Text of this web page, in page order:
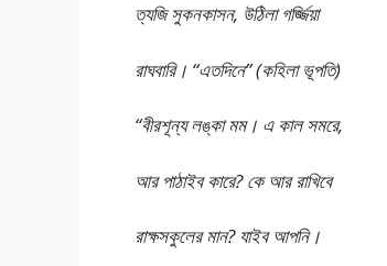
ত্যজি সুকনকাসন, উঠিলা গৰ্জ্জিয়া
রাঘবারি। “এতদিনে” (কহিলা ভূপতি)
“বীরশূন্য লঙ্কা মম। এ কাল সমরে,
আর পাঠাইব কারে? কে আর রাখিবে
রাক্ষসকুলের মান? যাইব আপনি।